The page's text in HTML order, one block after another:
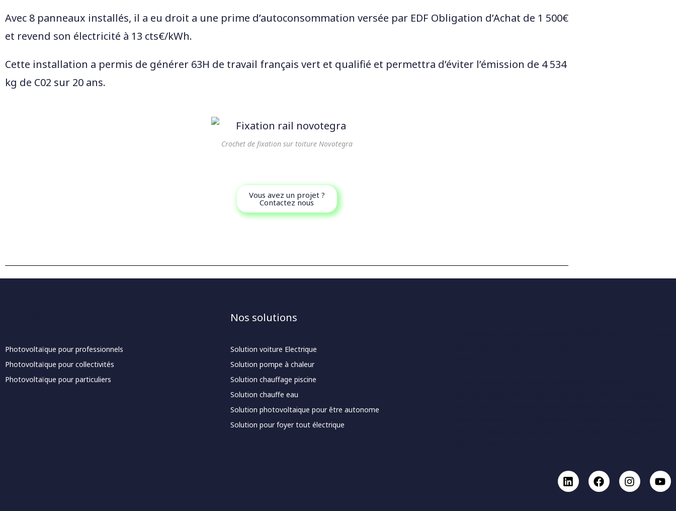
Avec 8 panneaux installés, il a eu droit a une prime d’autoconsommation versée par EDF Obligation d’Achat de 1 500€
et revend son électricité à 13 cts€/kWh.
Cette installation a permis de générer 63H de travail français vert et qualifié et permettra d’éviter l’émission de 4 534
kg de C02 sur 20 ans.
Crochet de fixation sur toiture Novotegra
Vous avez un projet ?
Contactez nous
Photovoltaïque pour professionnels
Photovoltaïque pour collectivités
Photovoltaïque pour particuliers
Nos solutions
Solution voiture Electrique
Solution pompe à chaleur
Solution chauffage piscine
Solution chauffe eau
Solution photovoltaique pour être autonome
Solution pour foyer tout électrique